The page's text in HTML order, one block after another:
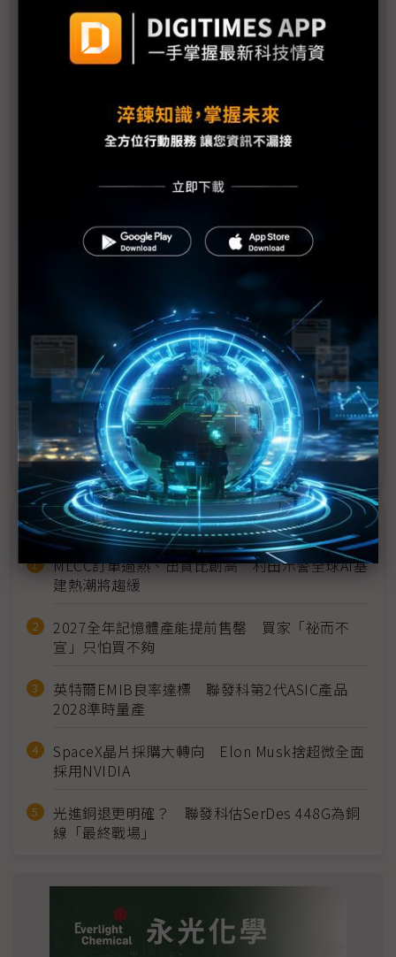
群創搶上車 新Micro LED技術大進擊
宣德轉投資有成 鑫惟Touch Taiwan顯實力
友達Micro LED進化出擊 尺寸全球最大還覆蓋陸海
電子紙產業鏈齊動員 Touch Taiwan元太大秀生態圈
BHTC Touch Taiwan初登場 友達秀智慧座艙實力
群創ESG再進化 Touch Taiwan打造低碳樂活館
近７天熱門報導
MLCC訂單過熱、出貨比創高 村田示警全球AI基
建熱潮將趨緩
2027全年記憶體產能提前售罄 買家「祕而不
宣」只怕買不夠
英特爾EMIB良率達標 聯發科第2代ASIC產品
2028準時量產
SpaceX晶片採購大轉向 Elon Musk捨超微全面
採用NVIDIA
光進銅退更明確？ 聯發科估SerDes 448G為銅
線「最終戰場」